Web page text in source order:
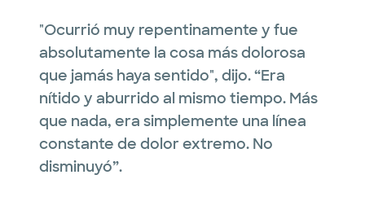
"Ocurrió muy repentinamente y fue
absolutamente la cosa más dolorosa
que jamás haya sentido", dijo. “Era
nítido y aburrido al mismo tiempo. Más
que nada, era simplemente una línea
constante de dolor extremo. No
disminuyó”.